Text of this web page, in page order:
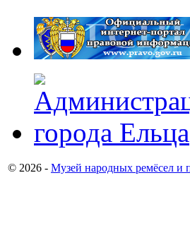
© 2026 - Музей народных ремёсел и